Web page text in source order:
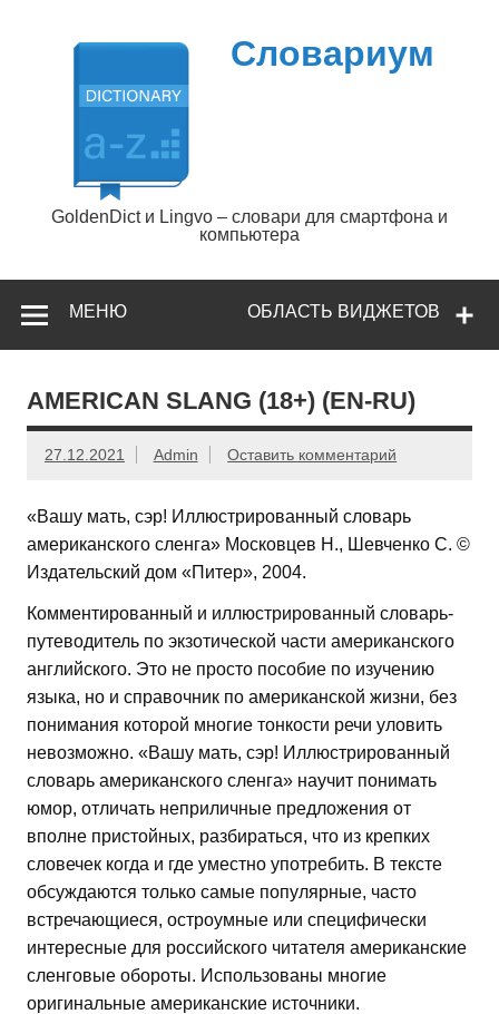
содержимому
Словариум
GoldenDict и Lingvo – словари для смартфона и
компьютера
ОБЛАСТЬ ВИДЖЕТОВ
МЕНЮ
AMERICAN SLANG (18+) (EN-RU)
27.12.2021 Admin Оставить комментарий
«Вашу мать, сэр! Иллюстрированный словарь
американского сленга» Московцев Н., Шевченко С. ©
Издательский дом «Питер», 2004.
Комментированный и иллюстрированный словарь-
путеводитель по экзотической части американского
английского. Это не просто пособие по изучению
языка, но и справочник по американской жизни, без
понимания которой многие тонкости речи уловить
невозможно. «Вашу мать, сэр! Иллюстрированный
словарь американского сленга» научит понимать
юмор, отличать неприличные предложения от
вполне пристойных, разбираться, что из крепких
словечек когда и где уместно употребить. В тексте
обсуждаются только самые популярные, часто
встречающиеся, остроумные или специфически
интересные для российского читателя американские
сленговые обороты. Использованы многие
оригинальные американские источники.